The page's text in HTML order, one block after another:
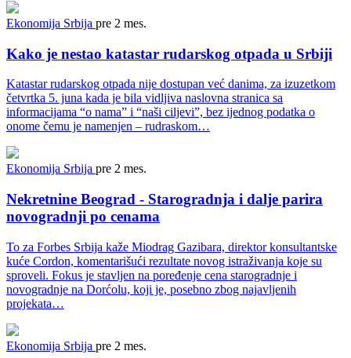
Ekonomija Srbija pre 2 mes.
Kako je nestao katastar rudarskog otpada u Srbiji
Katastar rudarskog otpada nije dostupan već danima, za izuzetkom
četvrtka 5. juna kada je bila vidljiva naslovna stranica sa
informacijama “o nama” i “naši ciljevi”, bez ijednog podatka o
onome čemu je namenjen – rudraskom…
Ekonomija Srbija pre 2 mes.
Nekretnine Beograd - Starogradnja i dalje parira
novogradnji po cenama
To za Forbes Srbija kaže Miodrag Gazibara, direktor konsultantske
kuće Cordon, komentarišući rezultate novog istraživanja koje su
sproveli. Fokus je stavljen na poređenje cena starogradnje i
novogradnje na Dorćolu, koji je, posebno zbog najavljenih
projekata…
Ekonomija Srbija pre 2 mes.